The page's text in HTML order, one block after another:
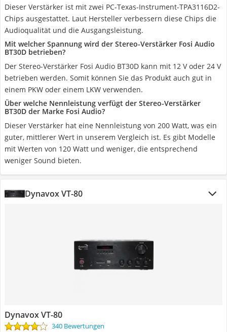
Dieser Verstärker ist mit zwei PC-Texas-Instrument-TPA3116D2-
Chips ausgestattet. Laut Hersteller verbessern diese Chips die
Audioqualität und die Ausgangsleistung.
Mit welcher Spannung wird der Stereo-Verstärker Fosi Audio
BT30D betrieben?
Der Stereo-Verstärker Fosi Audio BT30D kann mit 12 V oder 24 V
betrieben werden. Somit können Sie das Produkt auch gut in
einem PKW oder einem LKW verwenden.
Über welche Nennleistung verfügt der Stereo-Verstärker
BT30D der Marke Fosi Audio?
Dieser Verstärker hat eine Nennleistung von 200 Watt, was ein
guter, mittlerer Wert in unserem Vergleich ist. Es gibt Modelle
mit Werten von 120 Watt und weniger, die entsprechend
weniger Sound bieten.
Dynavox VT-80
Dynavox VT-80
340 Bewertungen